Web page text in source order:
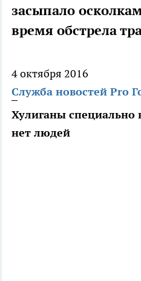
засыпало
время обстрела
4 октября 2016
Служба новостей Pro
Хулиганы специально
нет людей